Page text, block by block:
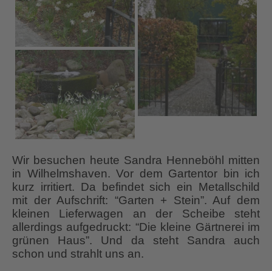
Wir besuchen heute Sandra Henneböhl mitten
in Wilhelmshaven. Vor dem Gartentor bin ich
kurz irritiert. Da befindet sich ein Metallschild
mit der Aufschrift: “Garten + Stein”. Auf dem
kleinen Lieferwagen an der Scheibe steht
allerdings aufgedruckt: “Die kleine Gärtnerei im
grünen Haus”. Und da steht Sandra auch
schon und strahlt uns an.